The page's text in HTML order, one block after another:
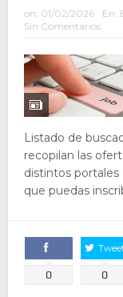
on: 01/02/2026 En:
Sin Comentarios
Listado de
recopilan las
distintos portales
que puedas
Comparte
0 0